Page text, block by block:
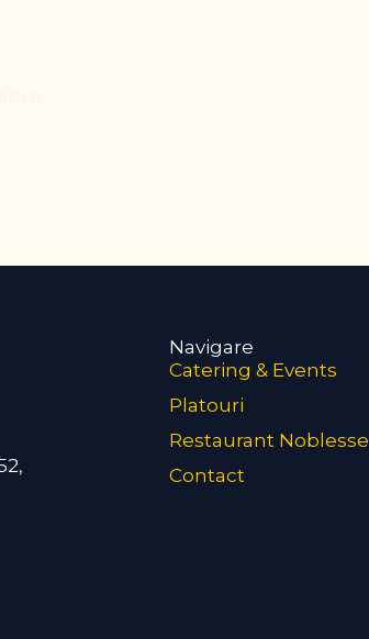
Navigare
Catering & Events
Platouri
Restaurant Noblesse
Contact